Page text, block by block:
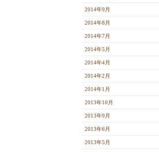
2014年9月
2014年8月
2014年7月
2014年5月
2014年4月
2014年2月
2014年1月
2013年10月
2013年9月
2013年6月
2013年5月